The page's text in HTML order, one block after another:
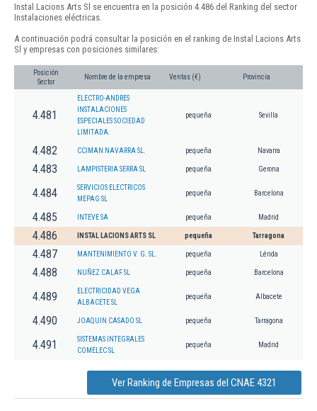
Instal Lacions Arts Sl se encuentra en la posición 4.486 del Ranking del sector
Instalaciones eléctricas.
A continuación podrá consultar la posición en el ranking de Instal Lacions Arts
Sl y empresas con posiciones similares:
Posición
Sector
Nombre de la empresa Ventas (€) Provincia
4.481
ELECTRO-ANDRES
INSTALACIONES
ESPECIALES SOCIEDAD
LIMITADA.
pequeña Sevilla
4.482 CCIMAN NAVARRA SL. pequeña Navarra
4.483 LAMPISTERIA SERRA SL pequeña Gerona
4.484
SERVICIOS ELECTRICOS
MEPAG SL
pequeña Barcelona
4.485 INTEVE SA pequeña Madrid
4.486 INSTAL LACIONS ARTS SL pequeña Tarragona
4.487 MANTENIMIENTO V. G. SL. pequeña Lérida
4.488 NUÑEZ CALAF SL pequeña Barcelona
4.489
ELECTRICIDAD VEGA
ALBACETE SL
pequeña Albacete
4.490 JOAQUIN CASADO SL pequeña Tarragona
4.491
SISTEMAS INTEGRALES
COMELEC SL
pequeña Madrid
Ver Ranking de Empresas del CNAE 4321